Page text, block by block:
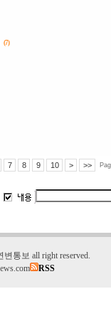
(7)
7 8 9 10 > >>
변통보 all right reserved.
RSS